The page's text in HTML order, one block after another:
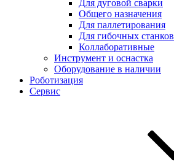
Для дуговой сварки
Общего назначения
Для паллетирования
Для гибочных станков
Коллаборативные
Инструмент и оснастка
Оборудование в наличии
Роботизация
Сервис